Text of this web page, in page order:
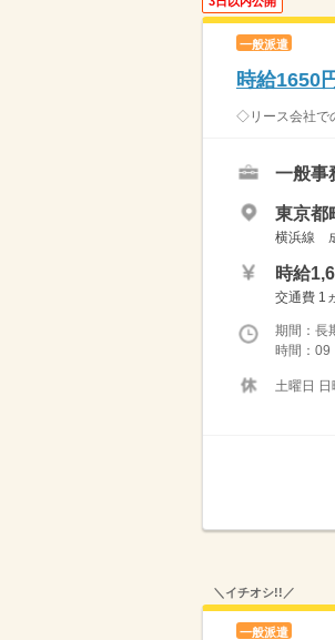
一般派遣
時給1650
◇リース会社で
一般事
東京都
横浜線
時給
交通費 1
期間：
時間：
土曜日 日
＼イチオシ!!／
一般派遣